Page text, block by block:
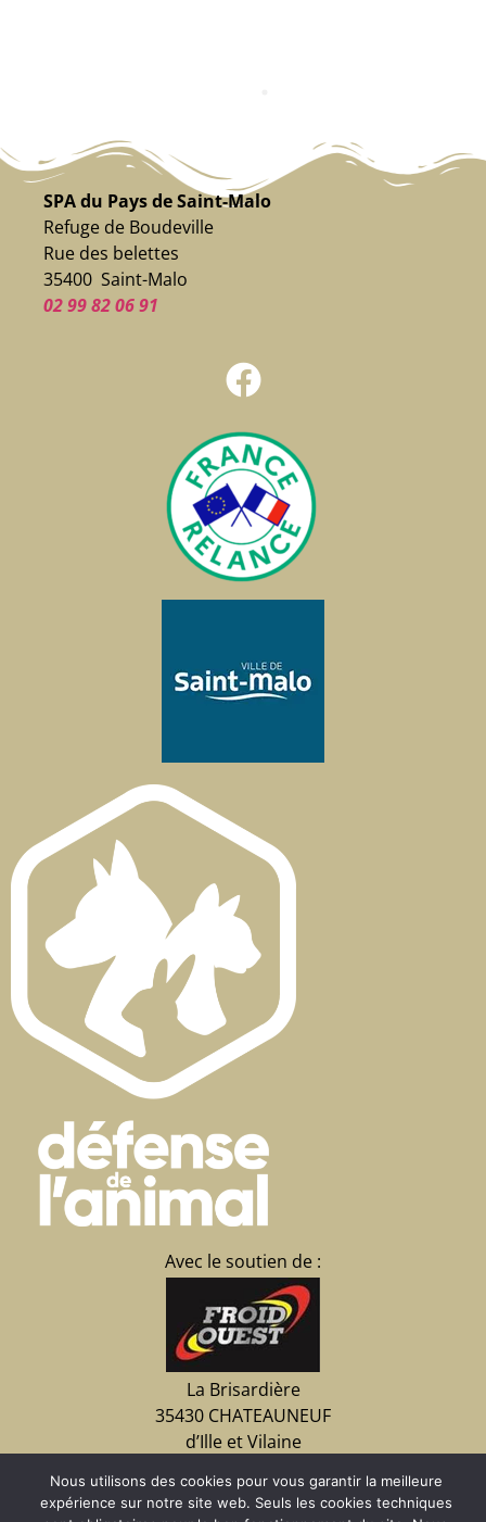
SPA du Pays de Saint-Malo
Refuge de Boudeville
Rue des belettes
35400 Saint-Malo
02 99 82 06 91
Avec le soutien de :
La Brisardière
35430 CHATEAUNEUF
d’Ille et Vilaine
Nous utilisons des cookies pour vous garantir la meilleure
expérience sur notre site web. Seuls les cookies techniques